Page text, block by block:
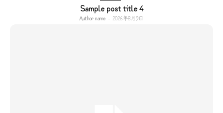
Sample post title 4
Author name - 2026年8月9日